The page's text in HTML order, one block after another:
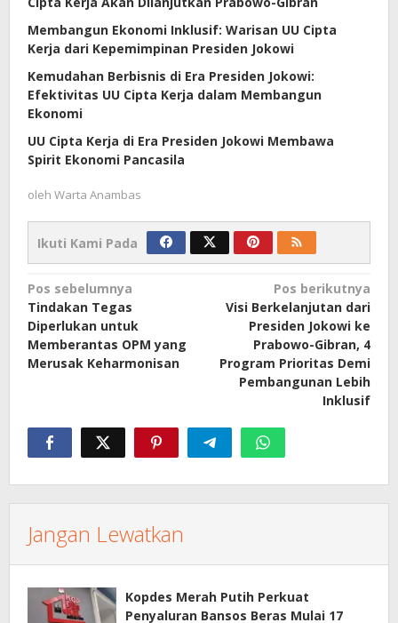
Membangun Ekonomi Inklusif: Warisan UU Cipta
Kerja dari Kepemimpinan Presiden Jokowi
Kemudahan Berbisnis di Era Presiden Jokowi:
Efektivitas UU Cipta Kerja dalam Membangun
Ekonomi
UU Cipta Kerja di Era Presiden Jokowi Membawa
Spirit Ekonomi Pancasila
oleh Warta Anambas
Ikuti Kami Pada
Navigasi
pos
Pos sebelumnya
Tindakan Tegas
Diperlukan untuk
Memberantas OPM yang
Merusak Keharmonisan
Pos berikutnya
Visi Berkelanjutan dari
Presiden Jokowi ke
Prabowo-Gibran, 4
Program Prioritas Demi
Pembangunan Lebih
Inklusif
Jangan Lewatkan
Kopdes Merah Putih Perkuat
Penyaluran Bansos Beras Mulai 17